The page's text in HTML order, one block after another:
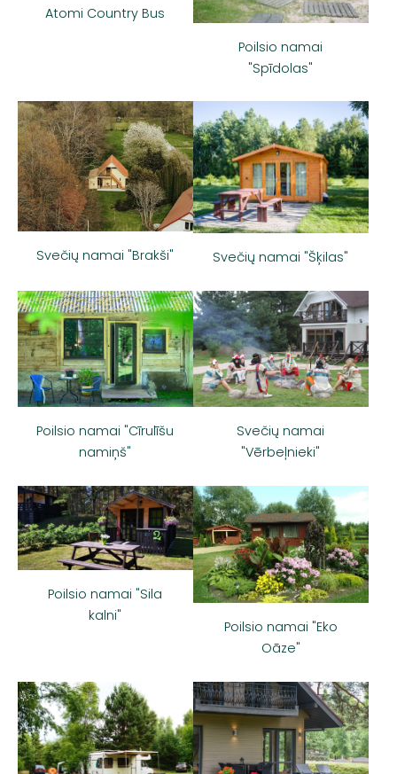
Atomi Country Bus
Poilsio namai
"Spīdolas"
Svečių namai "Brakši" Svečių namai "Šķilas"
Poilsio namai "Cīrulīšu
namiņš"
Svečių namai
"Vērbeļnieki"
Poilsio namai "Sila
kalni"
Poilsio namai "Eko
Oāze"